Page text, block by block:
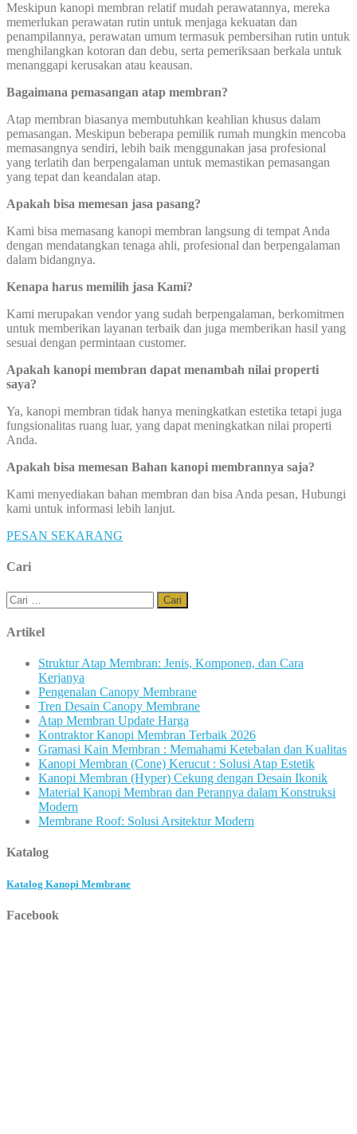
Meskipun kanopi membran relatif mudah perawatannya, mereka
memerlukan perawatan rutin untuk menjaga kekuatan dan
penampilannya, perawatan umum termasuk pembersihan rutin untuk
menghilangkan kotoran dan debu, serta pemeriksaan berkala untuk
menanggapi kerusakan atau keausan.
Bagaimana pemasangan atap membran?
Atap membran biasanya membutuhkan keahlian khusus dalam
pemasangan. Meskipun beberapa pemilik rumah mungkin mencoba
memasangnya sendiri, lebih baik menggunakan jasa profesional
yang terlatih dan berpengalaman untuk memastikan pemasangan
yang tepat dan keandalan atap.
Apakah bisa memesan jasa pasang?
Kami bisa memasang kanopi membran langsung di tempat Anda
dengan mendatangkan tenaga ahli, profesional dan berpengalaman
dalam bidangnya.
Kenapa harus memilih jasa Kami?
Kami merupakan vendor yang sudah berpengalaman, berkomitmen
untuk memberikan layanan terbaik dan juga memberikan hasil yang
sesuai dengan permintaan customer.
Apakah kanopi membran dapat menambah nilai properti
saya?
Ya, kanopi membran tidak hanya meningkatkan estetika tetapi juga
fungsionalitas ruang luar, yang dapat meningkatkan nilai properti
Anda.
Apakah bisa memesan Bahan kanopi membrannya saja?
Kami menyediakan bahan membran dan bisa Anda pesan, Hubungi
kami untuk informasi lebih lanjut.
PESAN SEKARANG
Cari
Cari
untuk:
Artikel
Struktur Atap Membran: Jenis, Komponen, dan Cara
Kerjanya
Pengenalan Canopy Membrane
Tren Desain Canopy Membrane
Atap Membran Update Harga
Kontraktor Kanopi Membran Terbaik 2026
Gramasi Kain Membran : Memahami Ketebalan dan Kualitas
Kanopi Membran (Cone) Kerucut : Solusi Atap Estetik
Kanopi Membran (Hyper) Cekung dengan Desain Ikonik
Material Kanopi Membran dan Perannya dalam Konstruksi
Modern
Membrane Roof: Solusi Arsitektur Modern
Katalog
Katalog Kanopi Membrane
Facebook